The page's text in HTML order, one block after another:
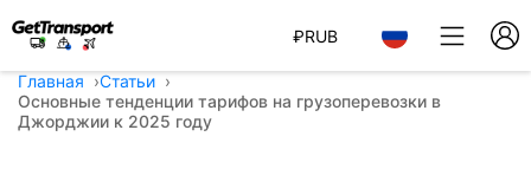
₽RUB
Главная
Статьи
Основные тенденции тарифов на грузоперевозки в
Джорджии к 2025 году